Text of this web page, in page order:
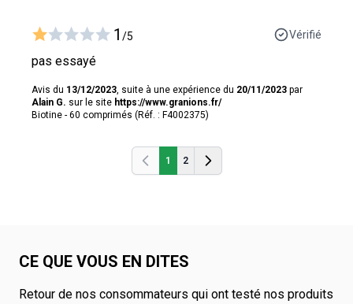
1 /5 Vérifié
pas essayé
Avis du 13/12/2023 , suite à une expérience du 20/11/2023 par
Alain G. sur le site https://www.granions.fr/
Biotine - 60 comprimés (Réf. : F4002375)
Précédent
1 2
Précédent
CE QUE VOUS EN DITES
Retour de nos consommateurs qui ont testé nos produits